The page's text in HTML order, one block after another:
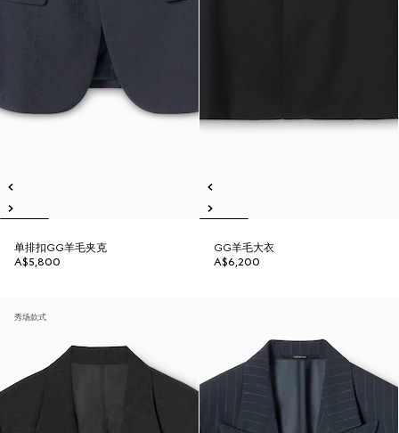
单排扣GG羊毛夹克
A$5,800
GG羊毛大衣
A$6,200
秀场款式